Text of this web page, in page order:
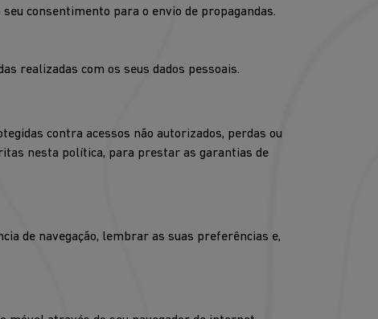
consentimento para o envio de propagandas.
realizadas com os seus dados pessoais.
contra acessos não autorizados, perdas ou
nesta política, para prestar as garantias de
de navegação, lembrar as suas preferências e,